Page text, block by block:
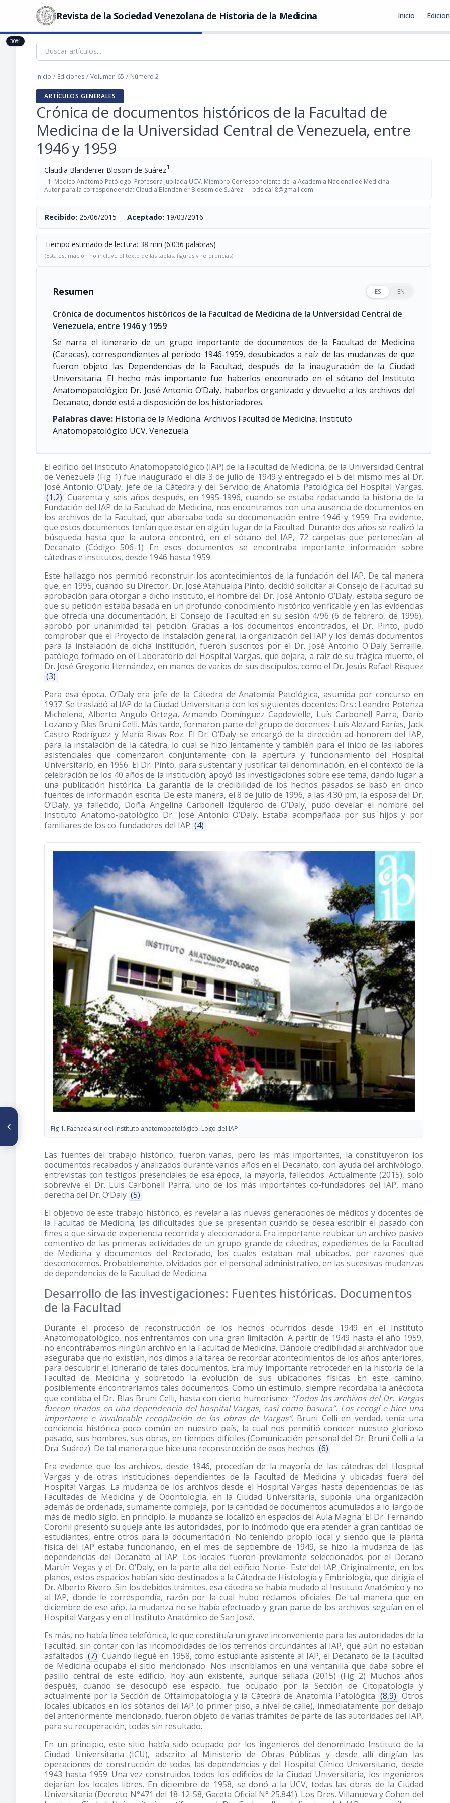
Revista de la Sociedad Venezolana de Historia de la Medicina Inicio
Inicio / Ediciones / Volumen 65 / Número 2
ARTÍCULOS GENERALES
Crónica de documentos históricos de la Facultad de
Medicina de la Universidad Central de Venezuela, entre
1946 y 1959
Claudia Blandenier Blosom de Suárez1
Médico Anátomo Patólogo. Profesora Jubilada UCV. Miembro Correspondiente de la Academia Nacional de Medicina
Autor para la correspondencia: Claudia Blandenier Blosom de Suárez — bds.ca18@gmail.com
Recibido: 25/06/2015 - Aceptado: 19/03/2016
Tiempo estimado de lectura: 38 min (6.036 palabras)
(Esta estimación no incluye el texto de las tablas, figuras y referencias)
Resumen ES EN
Crónica de documentos históricos de la Facultad de Medicina de la Universidad Central de
Venezuela, entre 1946 y 1959
Se narra el itinerario de un grupo importante de documentos de la Facultad de Medicina
(Caracas), correspondientes al período 1946-1959, desubicados a raíz de las mudanzas de que
fueron objeto las Dependencias de la Facultad, después de la inauguración de la Ciudad
Universitaria. El hecho más importante fue haberlos encontrado en el sótano del Instituto
Anatomopatológico Dr. José Antonio O’Daly, haberlos organizado y devuelto a los archivos del
Decanato, donde está a disposición de los historiadores.
Palabras clave: Historia de la Medicina. Archivos Facultad de Medicina. Instituto
Anatomopatológico UCV. Venezuela.
El edificio del Instituto Anatomopatológico (IAP) de la Facultad de Medicina, de la Universidad Central
de Venezuela (Fig 1) fue inaugurado el día 3 de julio de 1949 y entregado el 5 del mismo mes al Dr.
José Antonio O’Daly, jefe de la Cátedra y del Servicio de Anatomía Patológica del Hospital Vargas.
(1,2) Cuarenta y seis años después, en 1995-1996, cuando se estaba redactando la historia de la
Fundación del IAP de la Facultad de Medicina, nos encontramos con una ausencia de documentos en
los archivos de la Facultad, que abarcaba toda su documentación entre 1946 y 1959. Era evidente,
que estos documentos tenían que estar en algún lugar de la Facultad. Durante dos años se realizó la
búsqueda hasta que la autora encontró, en el sótano del IAP, 72 carpetas que pertenecían al
Decanato (Código 506-1) En esos documentos se encontraba importante información sobre
cátedras e institutos, desde 1946 hasta 1959.
Este hallazgo nos permitió reconstruir los acontecimientos de la fundación del IAP. De tal manera
que, en 1995, cuando su Director, Dr. José Atahualpa Pinto, decidió solicitar al Consejo de Facultad su
aprobación para otorgar a dicho instituto, el nombre del Dr. José Antonio O’Daly, estaba seguro de
que su petición estaba basada en un profundo conocimiento histórico verificable y en las evidencias
que ofrecía una documentación. El Consejo de Facultad en su sesión 4/96 (6 de febrero, de 1996),
aprobó por unanimidad tal petición. Gracias a los documentos encontrados, el Dr. Pinto, pudo
comprobar que el Proyecto de instalación general, la organización del IAP y los demás documentos
para la instalación de dicha institución, fueron suscritos por el Dr. José Antonio O'Daly Serraille,
patólogo formado en el Laboratorio del Hospital Vargas, que dejara, a raíz de su trágica muerte, el
Dr. José Gregorio Hernández, en manos de varios de sus discípulos, como el Dr. Jesús Rafael Rísquez
(3)
Para esa época, O’Daly era jefe de la Cátedra de Anatomía Patológica, asumida por concurso en
1937. Se trasladó al IAP de la Ciudad Universitaria con los siguientes docentes: Drs.: Leandro Potenza
Michelena, Alberto Angulo Ortega, Armando Domínguez Capdevielle, Luís Carbonell Parra, Darío
Lozano y Blas Bruni Celli. Más tarde, formaron parte del grupo de docentes: Luís Alezard Farías, Jack
Castro Rodríguez y María Rivas Roz. El Dr. O’Daly se encargó de la dirección ad-honorem del IAP,
para la instalación de la cátedra, lo cual se hizo lentamente y también para el inicio de las labores
asistenciales que comenzaron conjuntamente con la apertura y funcionamiento del Hospital
Universitario, en 1956. El Dr. Pinto, para sustentar y justificar tal denominación, en el contexto de la
celebración de los 40 años de la institución; apoyó las investigaciones sobre ese tema, dando lugar a
una publicación histórica. La garantía de la credibilidad de los hechos pasados se basó en cinco
fuentes de información escrita. De esta manera, el 8 de julio de 1996, a las 4.30 pm, la esposa del Dr.
O’Daly, ya fallecido, Doña Angelina Carbonell Izquierdo de O’Daly, pudo develar el nombre del
Instituto Anatomo-patológico Dr. José Antonio O’Daly. Estaba acompañada por sus hijos y por
familiares de los co-fundadores del IAP (4)
Fig 1. Fachada sur del instituto anatomopatológico. Logo del IAP
Las fuentes del trabajo histórico, fueron varias, pero las más importantes, la constituyeron los
documentos recabados y analizados durante varios años en el Decanato, con ayuda del archivólogo,
entrevistas con testigos presenciales de esa época, la mayoría, fallecidos. Actualmente (2015), solo
sobrevive el Dr. Luis Carbonell Parra, uno de los más importantes co-fundadores del IAP, mano
derecha del Dr. O’Daly (5)
El objetivo de este trabajo histórico, es revelar a las nuevas generaciones de médicos y docentes de
la Facultad de Medicina; las dificultades que se presentan cuando se desea escribir el pasado con
fines a que sirva de experiencia recorrida y aleccionadora. Era importante reubicar un archivo pasivo
contentivo de las primeras actividades de un grupo grande de cátedras, expedientes de la Facultad
de Medicina y documentos del Rectorado, los cuales estaban mal ubicados, por razones que
desconocemos. Probablemente, olvidados por el personal administrativo, en las sucesivas mudanzas
de dependencias de la Facultad de Medicina.
Desarrollo de las investigaciones: Fuentes históricas. Documentos
de la Facultad
Durante el proceso de reconstrucción de los hechos ocurridos desde 1949 en el Instituto
Anatomopatológico, nos enfrentamos con una gran limitación. A partir de 1949 hasta el año 1959,
no encontrábamos ningún archivo en la Facultad de Medicina. Dándole credibilidad al archivador que
aseguraba que no existían, nos dimos a la tarea de recordar acontecimientos de los años anteriores,
para descubrir el itinerario de tales documentos. Era muy importante retroceder en la historia de la
Facultad de Medicina y sobretodo la evolución de sus ubicaciones físicas. En este camino,
posiblemente encontraríamos tales documentos. Como un estímulo, siempre recordaba la anécdota
que contaba el Dr. Blas Bruni Celli, hasta con cierto humorismo: “Todos los archivos del Dr. Vargas
fueron tirados en una dependencia del hospital Vargas, casi como basura”. Los recogí e hice una
importante e invalorable recopilación de las obras de Vargas”. Bruni Celli en verdad, tenía una
conciencia histórica poco común en nuestro país, la cual nos permitió conocer nuestro glorioso
pasado, sus hombres, sus obras, en tiempos difíciles (Comunicación personal del Dr. Bruni Celli a la
Dra. Suárez). De tal manera que hice una reconstrucción de esos hechos (6)
Era evidente que los archivos, desde 1946, procedían de la mayoría de las cátedras del Hospital
Vargas y de otras instituciones dependientes de la Facultad de Medicina y ubicadas fuera del
Hospital Vargas. La mudanza de los archivos desde el Hospital Vargas hasta dependencias de las
Facultades de Medicina y de Odontología, en la Ciudad Universitaria, suponía una organización
además de ordenada, sumamente compleja, por la cantidad de documentos acumulados a lo largo de
más de medio siglo. En principio, la mudanza se localizó en espacios del Aula Magna. El Dr. Fernando
Coronil presentó su queja ante las autoridades, por lo incómodo que era atender a gran cantidad de
estudiantes, entre otros para la documentación. No teniendo propio local y siendo que la planta
física del IAP estaba funcionando, en el mes de septiembre de 1949, se hizo la mudanza de las
dependencias del Decanato al IAP. Los locales fueron previamente seleccionados por el Decano
Martín Vegas y el Dr. O’Daly, en la parte alta del edificio Norte- Este del IAP. Originalmente, en los
planos, estos espacios habían sido destinados a la Cátedra de Histología y Embriología, que dirigía el
Dr. Alberto Rivero. Sin los debidos trámites, esa cátedra se había mudado al Instituto Anatómico y no
al IAP, donde le correspondía, razón por la cual hubo reclamos oficiales. De tal manera que en
diciembre de ese año, la mudanza no se había efectuado y gran parte de los archivos seguían en el
Hospital Vargas y en el Instituto Anatómico de San José.
Es más, no había línea telefónica, lo que constituía un grave inconveniente para las autoridades de la
Facultad, sin contar con las incomodidades de los terrenos circundantes al IAP, que aún no estaban
asfaltados (7) Cuando llegué en 1958, como estudiante asistente al IAP, el Decanato de la Facultad
de Medicina ocupaba el sitio mencionado. Nos inscribíamos en una ventanilla que daba sobre el
pasillo central de este edificio, hoy aún existente, aunque sellada(2015) (Fig 2) Muchos años
después, cuando se desocupó ese espacio, fue ocupado por la Sección de Citopatología y
actualmente por la Sección de Oftalmopatologia y la Cátedra de Anatomía Patológica (8,9) Otros
locales ubicados en los sótanos del IAP (o primer piso, a nivel de calle), inmediatamente por debajo
del anteriormente mencionado, fueron objeto de varias trámites de parte de las autoridades del IAP,
para su recuperación, todas sin resultado.
En un principio, este sitio había sido ocupado por los ingenieros del denominado Instituto de la
Ciudad Universitaria (ICU), adscrito al Ministerio de Obras Públicas y desde allí dirigían las
operaciones de construcción de todas las dependencias y del Hospital Clínico Universitario, desde
1943 hasta 1959. Una vez construidos todos los edificios de la Ciudad Universitaria, los ingenieros
dejarían los locales libres. En diciembre de 1958, se donó a la UCV, todas las obras de la Ciudad
Universitaria (Decreto N°471 del 18-12-58, Gaceta Oficial N° 25.841). Los Dres. Villanueva y Cohen del
30%
Discurso de Contestacion y
Juicio Crítico al trabajo del Dr.
Individuo de Número